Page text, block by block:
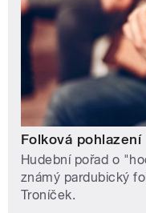
Folková pohlazení
Hudební pořad o
známý pardubický
Troníček.